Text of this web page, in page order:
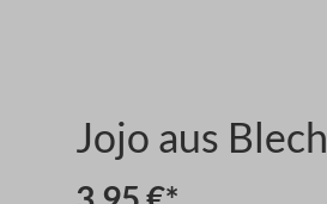
Jojo aus Blech